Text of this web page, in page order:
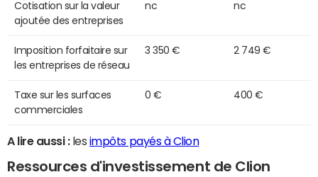
Cotisation sur la valeur
ajoutée des entreprises
nc nc
Imposition forfaitaire sur
les entreprises de réseau
3 350 € 2 749 €
Taxe sur les surfaces
commerciales
0 € 400 €
A lire aussi :les impôts payés à Clion
Ressources d'investissement de Clion